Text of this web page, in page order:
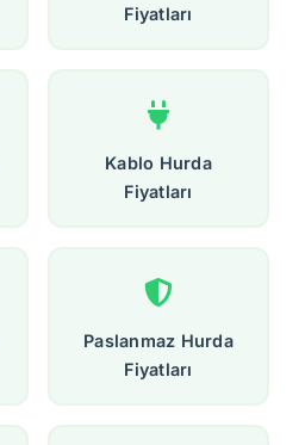
Fiyatları
Kablo Hurda
Fiyatları
Paslanmaz Hurda
Fiyatları